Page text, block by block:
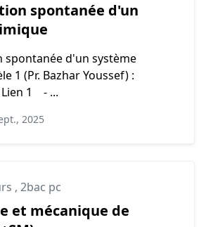
spontanée d'un
spontanée d'un système
1 (Pr. Bazhar Youssef) :
1 - ...
2025
, 2bac pc
et mécanique de